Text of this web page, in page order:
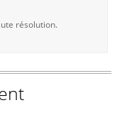
résolution.